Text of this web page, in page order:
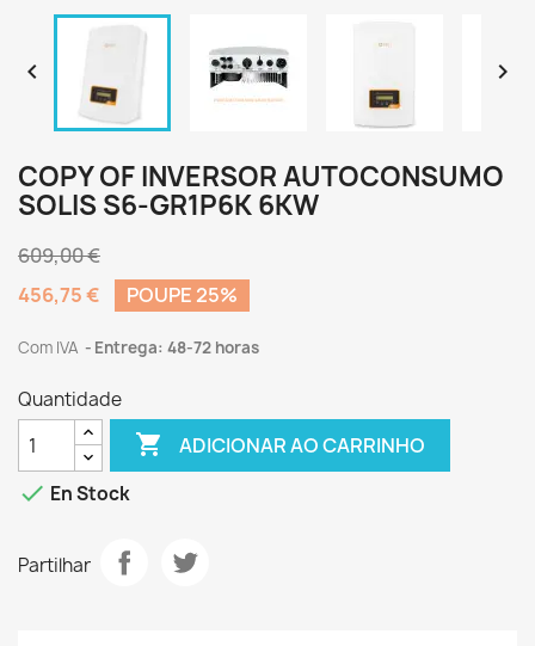
 
COPY OF INVERSOR AUTOCONSUMO
SOLIS S6-GR1P6K 6KW
609,00 €
456,75 €
POUPE 25%
Com IVA Entrega: 48-72 horas
Quantidade
 ADICIONAR AO CARRINHO
 En Stock
Partilhar